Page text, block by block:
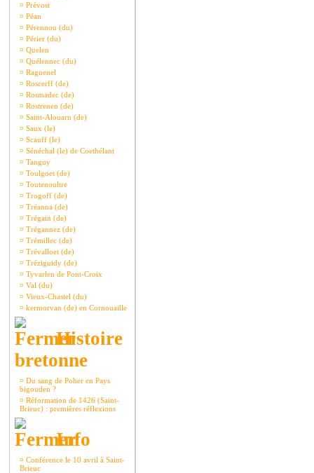
¤ Prévost
¤ Péan
¤ Pérennou (du)
¤ Périer (du)
¤ Quelen
¤ Quélennec (du)
¤ Raguenel
¤ Roscerff (de)
¤ Rosmadec (de)
¤ Rostrenen (de)
¤ Saint-Alouarn (de)
¤ Saux (le)
¤ Scauff (le)
¤ Sénéchal (le) de Coethélant
¤ Tanguy
¤ Toulgoet (de)
¤ Toutenoultre
¤ Trogoff (de)
¤ Tréanna (de)
¤ Trégain (de)
¤ Trégannez (de)
¤ Trémillec (de)
¤ Trévalloet (de)
¤ Tréziguidy (de)
¤ Tyvarlen de Pont-Croix
¤ Val (du)
¤ Vieux-Chastel (du)
¤ kermorvan (de) en Cornouaille
Histoire
bretonne
¤ Du sang de Poher en Pays
bigouden ?
¤ Réformation de 1426 (Saint-
Brieuc) : premières réflexions
Info
¤ Conférence le 10 avril à Saint-
Brieuc